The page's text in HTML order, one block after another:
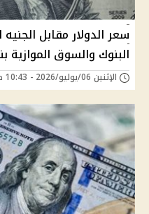
البنوك والسوق الموازية
الإثنين 06/يوليو/2026 - 10:43 ص